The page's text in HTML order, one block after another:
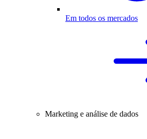
Em todos os mercados
Marketing e análise de dados